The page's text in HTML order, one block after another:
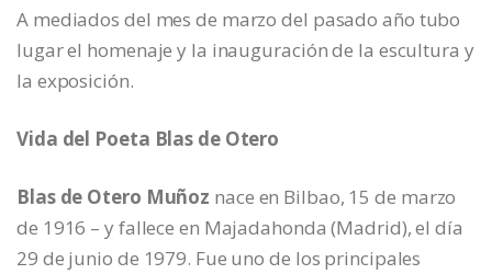
A mediados del mes de marzo del pasado año tubo
lugar el homenaje y la inauguración de la escultura y
la exposición.
Vida del Poeta Blas de Otero
Blas de Otero Muñoz nace en Bilbao, 15 de marzo
de 1916 – y fallece en Majadahonda (Madrid), el día
29 de junio de 1979. Fue uno de los principales